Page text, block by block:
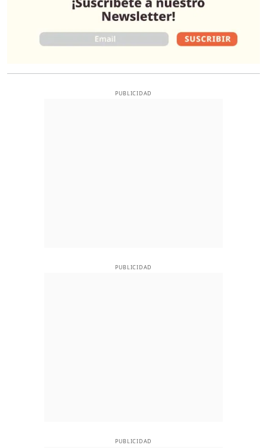
PUBLICIDAD
PUBLICIDAD
PUBLICIDAD